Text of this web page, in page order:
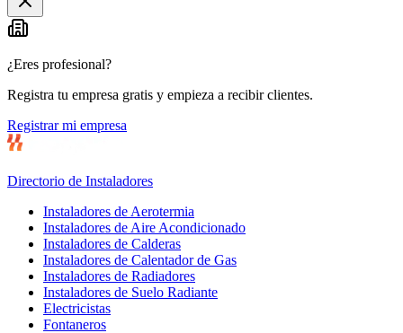
¿Eres profesional?
Registra tu empresa gratis y empieza a recibir clientes.
Registrar mi empresa
Directorio de Instaladores
Instaladores de Aerotermia
Instaladores de Aire Acondicionado
Instaladores de Calderas
Instaladores de Calentador de Gas
Instaladores de Radiadores
Instaladores de Suelo Radiante
Electricistas
Fontaneros